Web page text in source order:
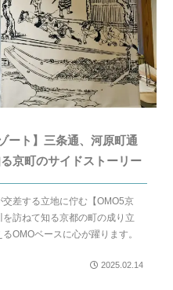
ート】三条通、河原町通
京町のサイドストーリー
差する立地に佇む【OMO5京
訪ねて知る京都の町の成り立
OMOベースに心が躍ります。
2025.02.14